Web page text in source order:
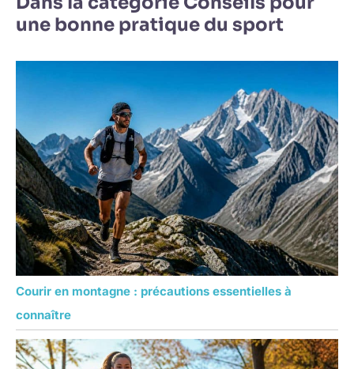
une bonne pratique du sport
Courir en montagne : précautions essentielles à
connaître